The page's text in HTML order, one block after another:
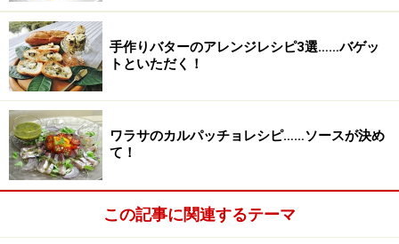
手作りバターのアレンジレシピ3選……バゲッ
トといただく！
ワラサのカルパッチョレシピ……ソースが決め
て！
この記事に関連するテーマ